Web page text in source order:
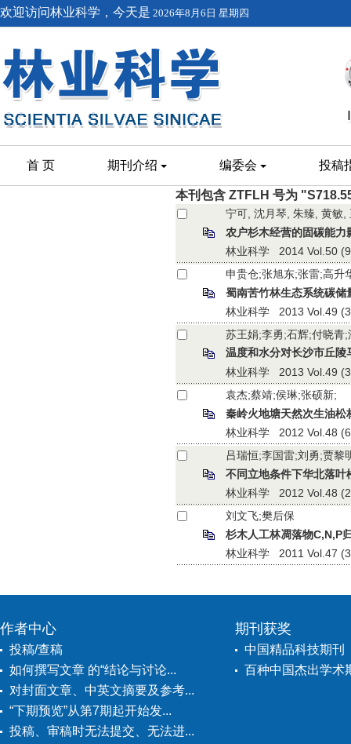
欢迎访问林业科学，今天是 2026年8月6日 星期四
首 页 期刊介绍 编委会 投稿
本刊包含 ZTFLH 号为
宁可, 沈月琴, 朱臻, 黄敏,
农户杉木经营的固碳能
林业科学 2014 Vol.50
申贵仓;张旭东;张雷;高升
蜀南苦竹林生态系统碳储
林业科学 2013 Vol.49
苏王娟;李勇;石辉;付晓青;
温度和水分对长沙市丘陵
林业科学 2013 Vol.49
袁杰;蔡靖;侯琳;张硕新;
秦岭火地塘天然次生油松
林业科学 2012 Vol.48
吕瑞恒;李国雷;刘勇;贾黎
不同立地条件下华北落叶
林业科学 2012 Vol.48
刘文飞;樊后保
杉木人工林凋落物C,N,P
林业科学 2011 Vol.47
作者中心
投稿/查稿
如何撰写文章 的“结论与讨论...
对封面文章、中英文摘要及参考...
“下期预览”从第7期起开始发...
投稿、审稿时无法提交、无法进...
期刊获奖
中国精品科技期刊
百种中国杰出学术